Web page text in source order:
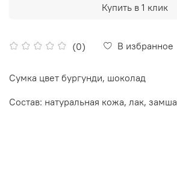
(0) В избранное
Купить в 1 клик
Сумка цвет бургунди, шоколад
Состав: натуральная кожа, лак, замша